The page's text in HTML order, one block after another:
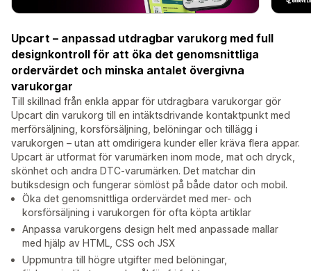
Upcart – anpassad utdragbar varukorg med full
designkontroll för att öka det genomsnittliga
ordervärdet och minska antalet övergivna
varukorgar
Till skillnad från enkla appar för utdragbara varukorgar gör
Upcart din varukorg till en intäktsdrivande kontaktpunkt med
merförsäljning, korsförsäljning, belöningar och tillägg i
varukorgen – utan att omdirigera kunder eller kräva flera appar.
Upcart är utformat för varumärken inom mode, mat och dryck,
skönhet och andra DTC-varumärken. Det matchar din
butiksdesign och fungerar sömlöst på både dator och mobil.
Öka det genomsnittliga ordervärdet med mer- och
korsförsäljning i varukorgen för ofta köpta artiklar
Anpassa varukorgens design helt med anpassade mallar
med hjälp av HTML, CSS och JSX
Uppmuntra till högre utgifter med belöningar,